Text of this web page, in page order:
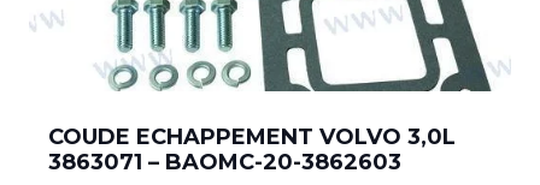
COUDE ECHAPPEMENT VOLVO 3,0L
3863071 – BAOMC-20-3862603